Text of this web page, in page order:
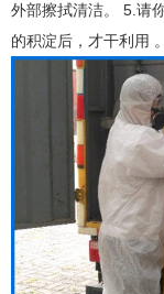
外部擦拭清洁。 5.请
的积淀后，才干利用 。